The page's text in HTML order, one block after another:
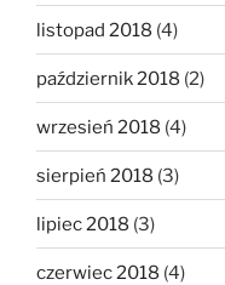
listopad 2018 (4)
październik 2018 (2)
wrzesień 2018 (4)
sierpień 2018 (3)
lipiec 2018 (3)
czerwiec 2018 (4)